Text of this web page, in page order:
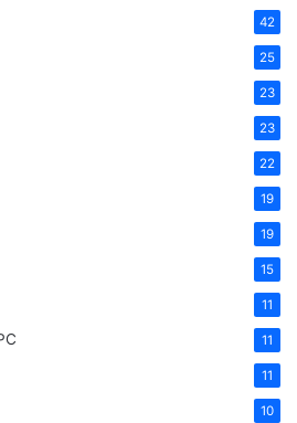
42
25
23
23
22
19
19
15
11
11
11
10